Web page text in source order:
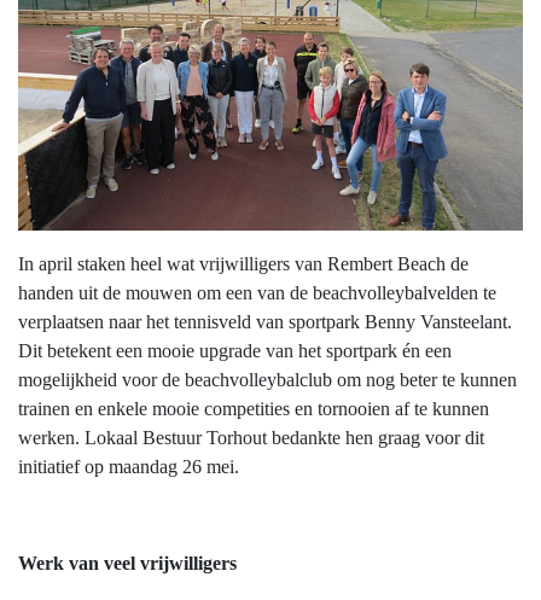
In april staken heel wat vrijwilligers van Rembert Beach de
handen uit de mouwen om een van de beachvolleybalvelden te
verplaatsen naar het tennisveld van sportpark Benny Vansteelant.
Dit betekent een mooie upgrade van het sportpark én een
mogelijkheid voor de beachvolleybalclub om nog beter te kunnen
trainen en enkele mooie competities en tornooien af te kunnen
werken. Lokaal Bestuur Torhout bedankte hen graag voor dit
initiatief op maandag 26 mei.
Werk van veel vrijwilligers